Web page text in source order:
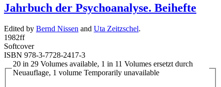
Jahrbuch der Psychoanalyse. Beihefte
Edited by Bernd Nissen and Uta Zeitzschel.
1982ff
Softcover
ISBN 978-3-7728-2417-3
20 in 29 Volumes available, 1 in 11 Volumes ersetzt durch
Neuauflage, 1 volume Temporarily unavailable